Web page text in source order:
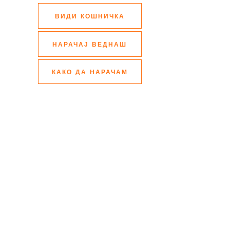
ВИДИ КОШНИЧКА
НАРАЧАЈ ВЕДНАШ
КАКО ДА НАРАЧАМ